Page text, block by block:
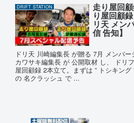
DRIFT STATION 走り屋回
り屋回顧
リ天 メン
信 告知】
ドリ天 川崎編集長 が贈る 7月 メンバ
カワサキ編集長 が 公開取材 し、 ドリ
屋回顧録 2本立て。まずは ” トシキン
の 名クラッシュ で ...